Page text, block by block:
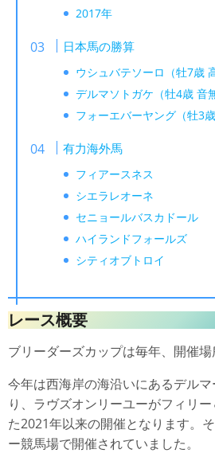
2017年
日本馬の勝算
ウシュバテソーロ（牡7歳
デルマソトガケ（牡4歳 音
フォーエバーヤング（牡3歳
有力海外馬
フィアースネス
シエラレオーネ
セニョールバスカドール
ハイランドフォールズ
シティオブトロイ
レース概要
ブリーダーズカップは毎年、開催場
今年は西海岸の海沿いにあるデル
り、ラヴズオンリーユーがフィリ
た2021年以来の開催となります。
ー競馬場で開催されていました。